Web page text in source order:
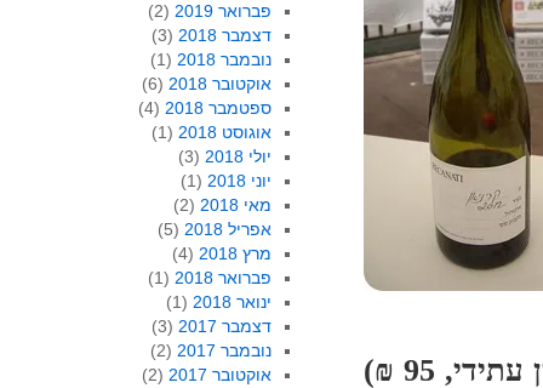
פברואר 2019
(2)
דצמבר 2018
(3)
נובמבר 2018
(1)
אוקטובר 2018
(6)
ספטמבר 2018
(4)
אוגוסט 2018
(1)
יולי 2018
(3)
יוני 2018
(1)
מאי 2018
(2)
אפריל 2018
(5)
מרץ 2018
(4)
פברואר 2018
(1)
ינואר 2018
(1)
דצמבר 2017
(3)
נובמבר 2017
(2)
אוקטובר 2017
(2)